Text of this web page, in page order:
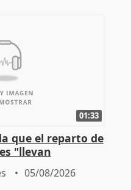
01:33
que el reparto de
"llevan
central
05/08/2026